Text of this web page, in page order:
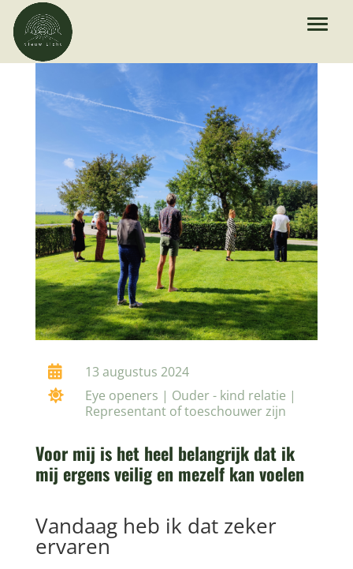
 13 augustus 2024
 Eye openers | Ouder - kind relatie |
Representant of toeschouwer zijn
Voor mij is het heel belangrijk dat ik
mij ergens veilig en mezelf kan voelen
Vandaag heb ik dat zeker
ervaren